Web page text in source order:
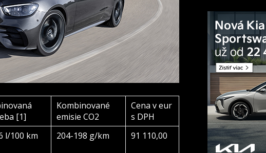
[1]
Kombinované
emisie CO2
Cena v eur
s DPH
l/100 km 204-198 g/km 91 110,00